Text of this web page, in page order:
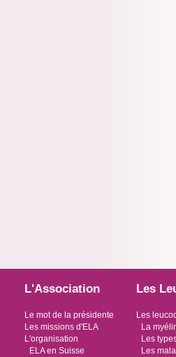
L'Association
Le mot de la présidente
Les missions d'ELA
L'organisation
ELA en Suisse
Les
Les
La
Les
Les